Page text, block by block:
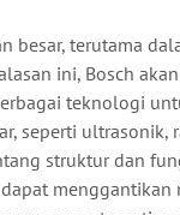
besar, terutama
ini, Bosch akan
teknologi
seperti ultrasonik,
struktur dan
menggantikan